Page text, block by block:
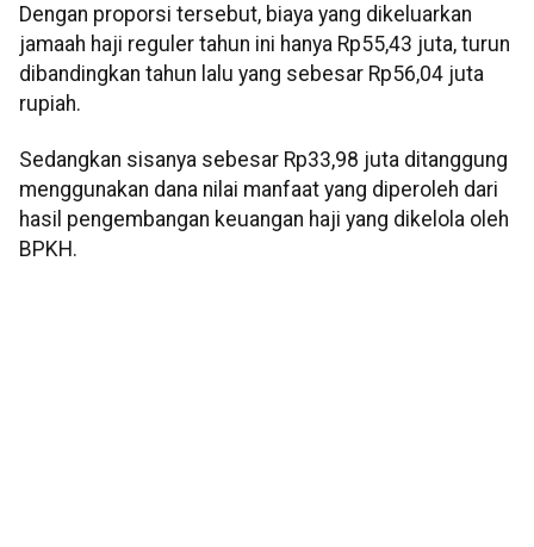
Dengan proporsi tersebut, biaya yang dikeluarkan
jamaah haji reguler tahun ini hanya Rp55,43 juta, turun
dibandingkan tahun lalu yang sebesar Rp56,04 juta
rupiah.
Sedangkan sisanya sebesar Rp33,98 juta ditanggung
menggunakan dana nilai manfaat yang diperoleh dari
hasil pengembangan keuangan haji yang dikelola oleh
BPKH.